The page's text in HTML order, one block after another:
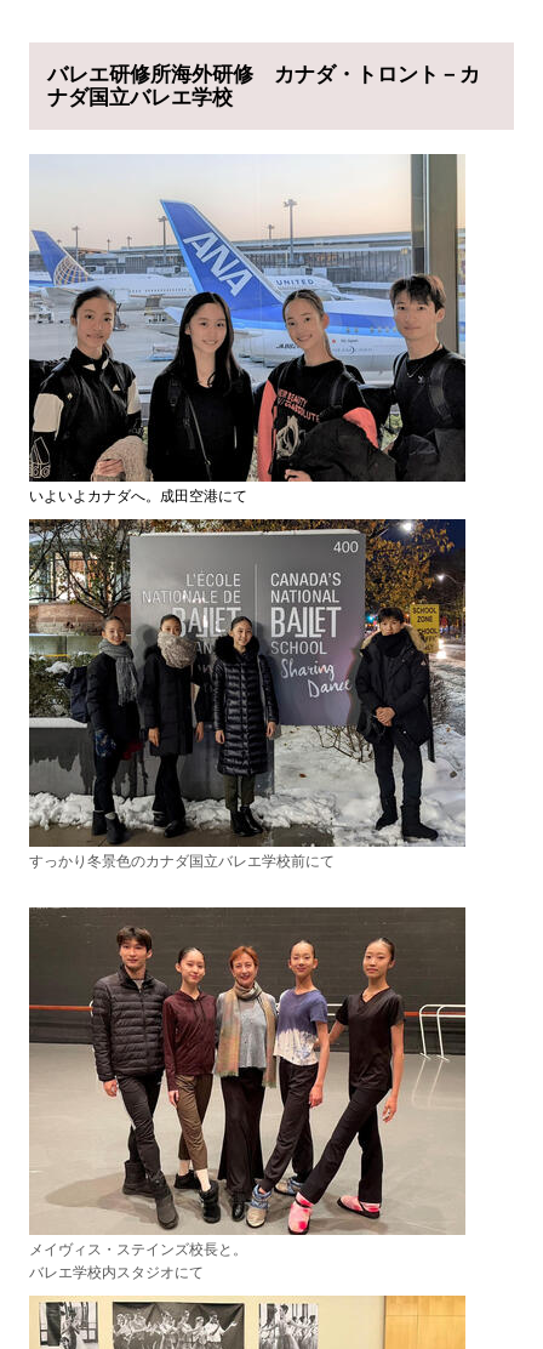
バレエ研修所海外研修 カナダ・トロント－カ
ナダ国立バレエ学校
いよいよカナダへ。成田空港にて
すっかり冬景色のカナダ国立バレエ学校前にて
メイヴィス・ ステインズ校長と。
バレエ学校内スタジオにて